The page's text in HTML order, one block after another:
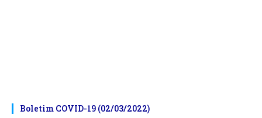
Boletim COVID-19 (02/03/2022)